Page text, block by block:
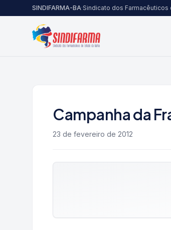
Pular para o conteúdo
SINDIFARMA-BA·Sindicato dos Farmacêuticos
Campanha da
23 de fevereiro de 2012